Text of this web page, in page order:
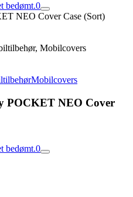
bedømt.0
NEO Cover Case (Sort)
Mobilcovers
Mobilcovers
POCKET NEO Cover
bedømt.0